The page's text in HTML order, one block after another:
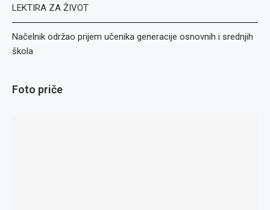
LEKTIRA ZA ŽIVOT
Načelnik održao prijem učenika generacije osnovnih i srednjih
škola
Foto priče